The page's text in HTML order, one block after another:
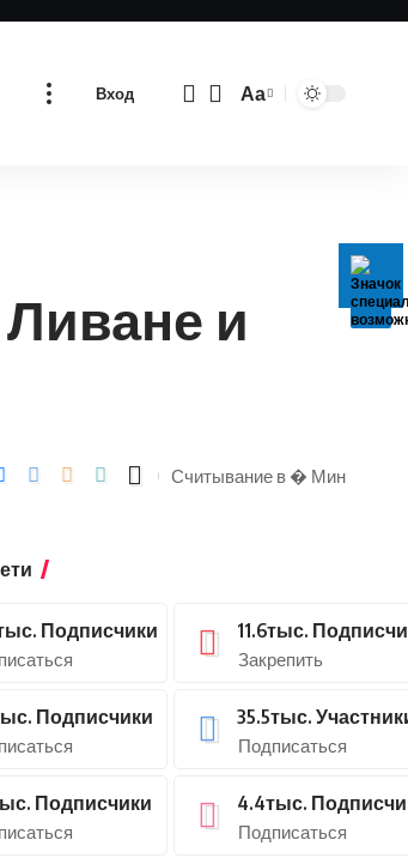
Вход
Изменение
Аа
и
Считывание в � Мин
Подписчики 11.6тыс.
Закрепить
Подписчики 35.5тыс.
Подписаться
Подписчики 4.4тыс.
Подписаться